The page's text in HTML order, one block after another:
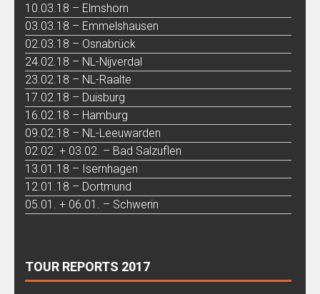
10.03.18 – Elmshorn
03.03.18 – Emmelshausen
02.03.18 – Osnabrück
24.02.18 – NL-Nijverdal
23.02.18 – NL-Raalte
17.02.18 – Duisburg
16.02.18 – Hamburg
09.02.18 – NL-Leeuwarden
02.02. + 03.02. – Bad Salzuflen
13.01.18 – Isernhagen
12.01.18 – Dortmund
05.01. + 06.01. – Schwerin
TOUR REPORTS 2017